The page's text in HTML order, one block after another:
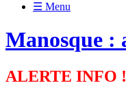
☰ Menu
Manosque :
ALERTE INFO !